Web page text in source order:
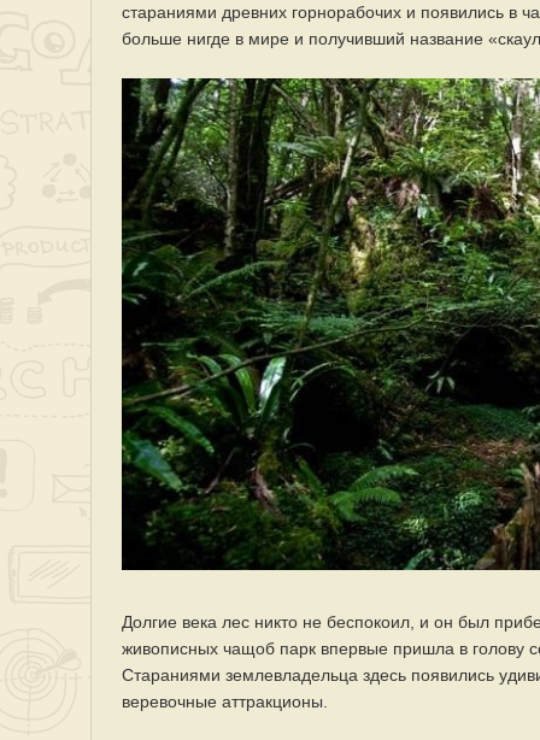
стараниями древних горнорабочих и появились в
больше нигде в мире и получивший название
Долгие века лес никто не беспокоил, и он был
живописных чащоб парк впервые пришла в голову
Стараниями землевладельца здесь появились
веревочные аттракционы.